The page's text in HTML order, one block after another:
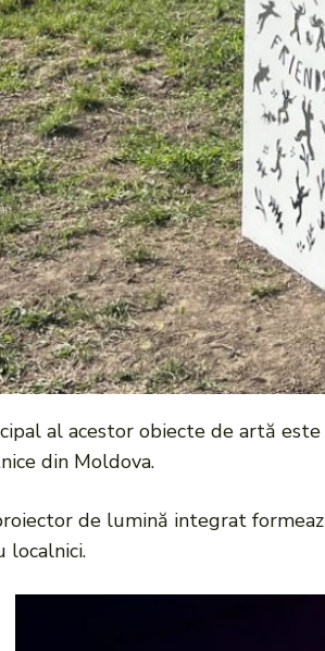
al acestor obiecte de artă
din Moldova.
de lumină integrat
localnici.